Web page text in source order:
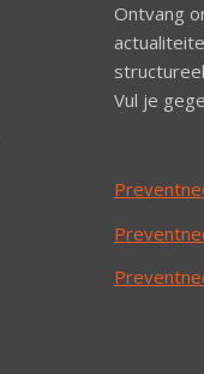
Ontvang
Vul je